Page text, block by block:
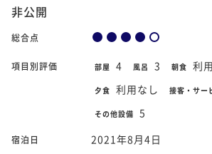
非公開
総合点
項目別評価 部屋 4 風呂 3 朝食 利
夕食 利用なし 接客・サー
その他設備 5
宿泊日 2021年8月4日